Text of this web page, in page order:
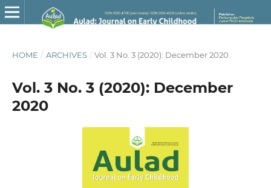
HOME / ARCHIVES / Vol. 3 No. 3 (2020): December 2020
Vol. 3 No. 3 (2020): December
2020